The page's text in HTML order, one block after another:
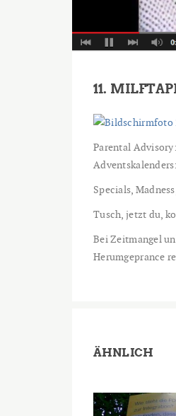
11.
Parental
Adventskalenders:
Specials,
Tusch, jetzt du,
Bei Zeitmangel
Herumgeprance
ÄHNLICH